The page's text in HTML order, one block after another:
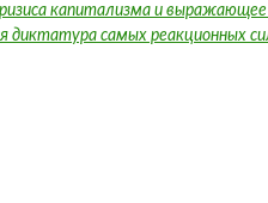
капитализма и
диктатура самых реакционных